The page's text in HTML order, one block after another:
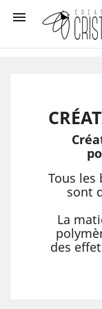

Tous les
sont
La
des